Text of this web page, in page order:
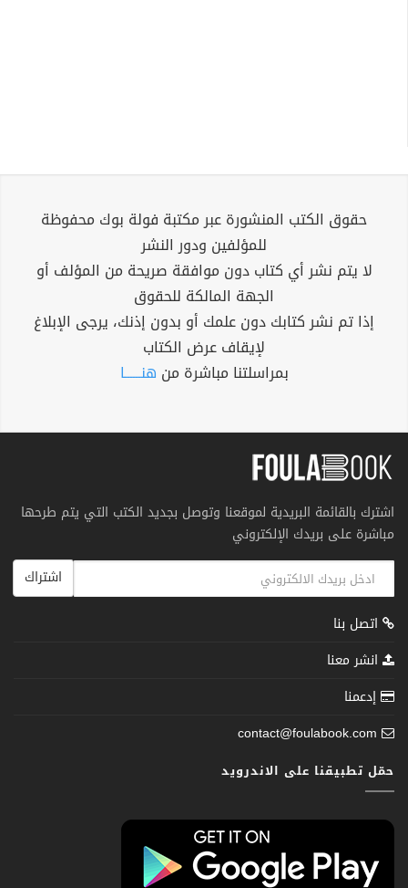
حقوق الكتب المنشورة عبر مكتبة فولة بوك محفوظة
للمؤلفين ودور النشر
لا يتم نشر أي كتاب دون موافقة صريحة من المؤلف أو
الجهة المالكة للحقوق
إذا تم نشر كتابك دون علمك أو بدون إذنك، يرجى الإبلاغ
لإيقاف عرض الكتاب
بمراسلتنا مباشرة من هنــــــا
اشترك بالقائمة البريدية لموقعنا وتوصل بجديد الكتب التي يتم طرحها
مباشرة على بريدك الإلكتروني
اشتراك
اتصل بنا
انشر معنا
إدعمنا
contact@foulabook.com
حمّل تطبيقنا على الاندرويد